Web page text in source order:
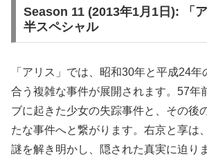
Season 11 (2013年1月1日): 「
半スペシャル
「アリス」では、昭和30年と平成24
合う複雑な事件が展開されます。57年
ブに起きた少女の失踪事件と、その後
たな事件へと繋がります。右京と享は
謎を解き明かし、隠された真実に迫り